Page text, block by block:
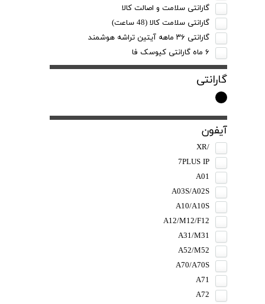
گارانتی سلامت و اصالت کالا
گارانتی سلامت کالا (48 ساعت)
گارانتی ۳۶ ماهه آیتین تراشه هوشمند
۶ ماه گارانتی کیوسک‌ فا
گارانتی
آیفون
/XR
7PLUS IP
A01
A03S/A02S
A10/A10S
A12/M12/F12
A31/M31
A52/M52
A70/A70S
A71
A72